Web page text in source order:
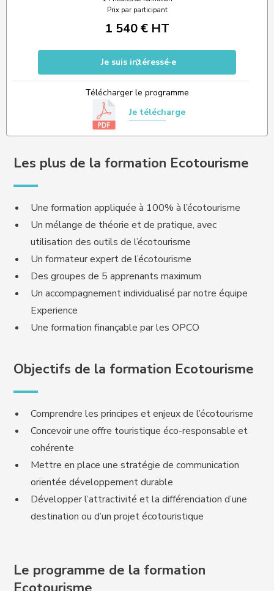
Prix par participant
1 540 € HT
Je suis intéressé·e
Télécharger le programme
Je télécharge
Les plus de la formation Ecotourisme
Une formation appliquée à 100% à l’écotourisme
Un mélange de théorie et de pratique, avec
utilisation des outils de l’écotourisme
Un formateur expert de l’écotourisme
Des groupes de 5 apprenants maximum
Un accompagnement individualisé par notre équipe
Experience
Une formation finançable par les OPCO
Objectifs de la formation Ecotourisme
Comprendre les principes et enjeux de l’écotourisme
Concevoir une offre touristique éco-responsable et
cohérente
Mettre en place une stratégie de communication
orientée développement durable
Développer l’attractivité et la différenciation d’une
destination ou d’un projet écotouristique
Le programme de la formation